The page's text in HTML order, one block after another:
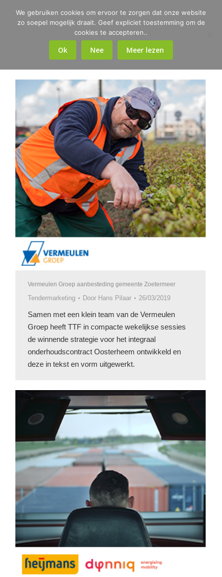
Vermeulen Groep aanbesteding gemeente Zoetermeer
Tendermarketing Door Hans Pilaar 26/03/2019
Samen met een klein team van de Vermeulen
Groep heeft TTF in compacte wekelijkse sessies
de winnende strategie voor het integraal
onderhoudscontract Oosterheem ontwikkeld en
deze in tekst en vorm uitgewerkt.
We gebruiken cookies om ervoor te zorgen dat onze website
zo soepel mogelijk draait. Geef expliciet toestemming om de
cookies te accepteren..
Ok Nee Meer lezen